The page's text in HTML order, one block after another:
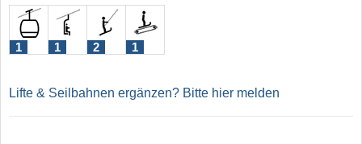
1 1 2 1
Lifte & Seilbahnen ergänzen? Bitte hier melden